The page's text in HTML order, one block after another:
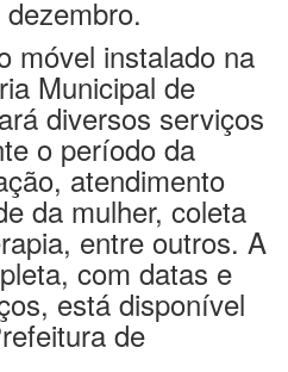
móvel instalado na
Municipal de
diversos serviços
o período da
atendimento
da mulher, coleta
entre outros. A
com datas e
está disponível
de